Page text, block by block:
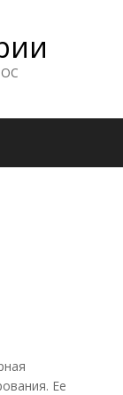
Ее